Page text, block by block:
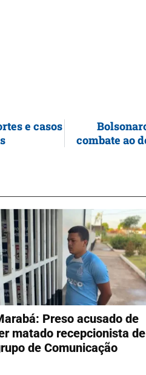
e casos
combate ao
Preso acusado de
matado recepcionista de
de Comunicação